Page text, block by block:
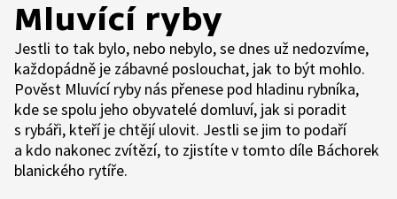
Mluvící ryby
Jestli to tak bylo, nebo nebylo, se dnes už nedozvíme,
každopádně je zábavné poslouchat, jak to být mohlo.
Pověst Mluvící ryby nás přenese pod hladinu rybníka,
kde se spolu jeho obyvatelé domluví, jak si poradit
s rybáři, kteří je chtějí ulovit. Jestli se jim to podaří
a kdo nakonec zvítězí, to zjistíte v tomto díle Báchorek
blanického rytíře.